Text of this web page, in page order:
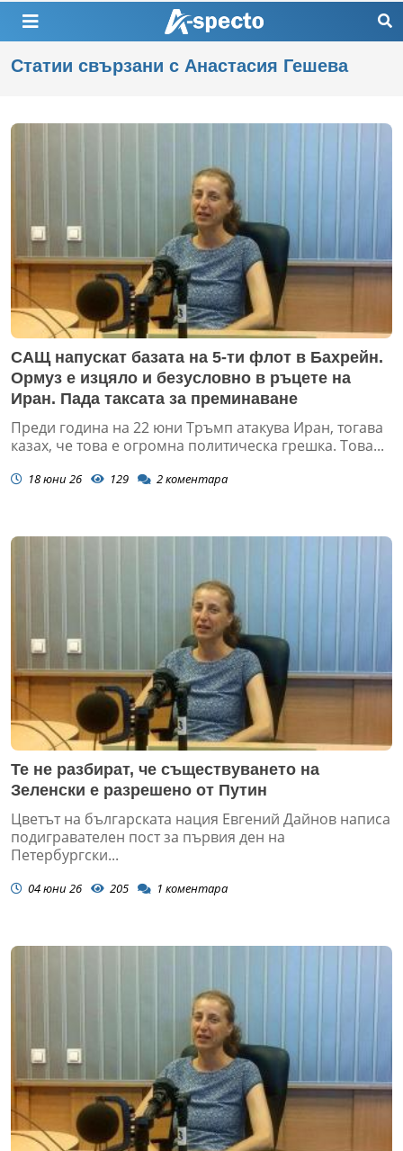
Статии свързани с Анастасия Гешева
САЩ напускат базата на 5-ти флот в Бахрейн.
Ормуз е изцяло и безусловно в ръцете на
Иран. Пада таксата за преминаване
Преди година на 22 юни Тръмп атакува Иран, тогава
казах, че това е огромна политическа грешка. Това...
18 юни 26 129 2коментара
Те не разбират, че съществуването на
Зеленски е разрешено от Путин
Цветът на българската нация Евгений Дайнов написа
подигравателен пост за първия ден на
Петербургски...
04 юни 26 205 1 коментара